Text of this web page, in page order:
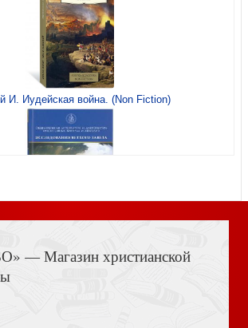
За завесой
Вновь обретенный рай
И. Иудейская война. (Non Fiction)
— Магазин христианской